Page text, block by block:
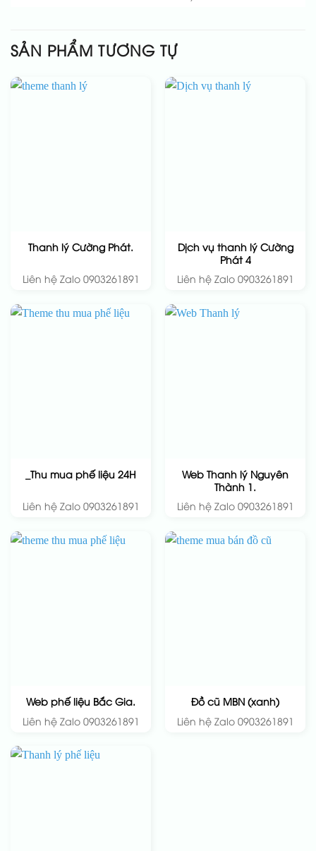
SẢN PHẨM TƯƠNG TỰ
Thanh lý Cường Phát.
Liên hệ Zalo 0903261891
Dịch vụ thanh lý Cường
Phát 4
Liên hệ Zalo 0903261891
_Thu mua phế liệu 24H
Liên hệ Zalo 0903261891
Web Thanh lý Nguyên
Thành 1.
Liên hệ Zalo 0903261891
Web phế liệu Bắc Gia.
Liên hệ Zalo 0903261891
Đồ cũ MBN (xanh)
Liên hệ Zalo 0903261891